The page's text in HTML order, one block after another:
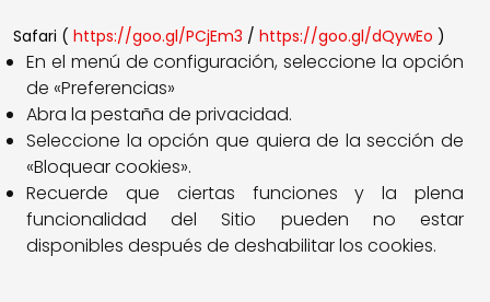
Safari ( https://goo.gl/PCjEm3 / https://goo.gl/dQywEo )
En el menú de configuración, seleccione la opción
de «Preferencias»
Abra la pestaña de privacidad.
Seleccione la opción que quiera de la sección de
«Bloquear cookies».
Recuerde que ciertas funciones y la plena
funcionalidad del Sitio pueden no estar
disponibles después de deshabilitar los cookies.